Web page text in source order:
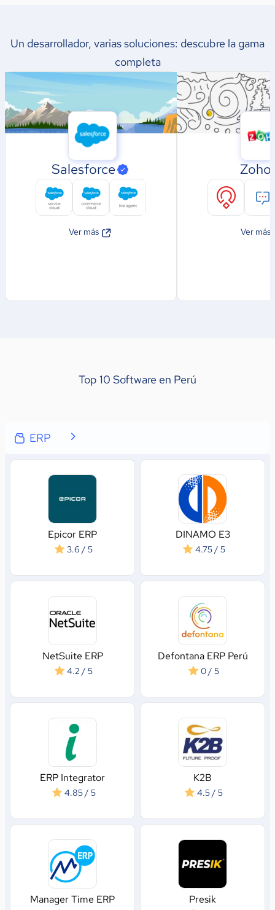
Un desarrollador, varias soluciones: descubre la gama
completa
Salesforce
Ver más
Zoho
Ver más
Top 10 Software en Perú
ERP
Epicor ERP
3.6 / 5
DINAMO E3
4.75 / 5
NetSuite ERP
4.2 / 5
Defontana ERP Perú
0 / 5
ERP Integrator
4.85 / 5
K2B
4.5 / 5
Manager Time ERP Presik